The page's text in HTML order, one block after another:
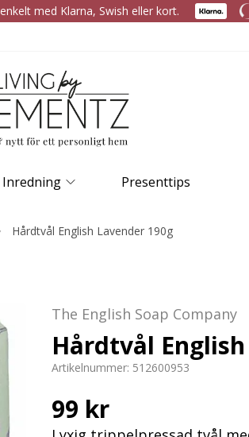
med Klarna, Swish eller kort.
Inredning Presenttips
Hårdtvål English Lavender 190g
The English Soap Company
Hårdtvål
Artikelnummer: 512600953
99 kr